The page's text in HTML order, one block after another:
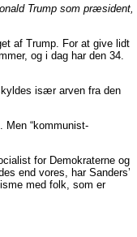
Trump som præsident,
af Trump. For at give lidt
og i dag har den 34.
især arven fra den
Men “kommunist-
for Demokraterne og
end vores, har Sanders’
med folk, som er